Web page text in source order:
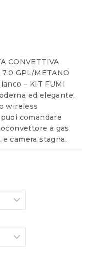
CONVETTIVA
GPL/METANO
– KIT FUMI
ed elegante,
wireless
comandare
a gas
camera stagna.